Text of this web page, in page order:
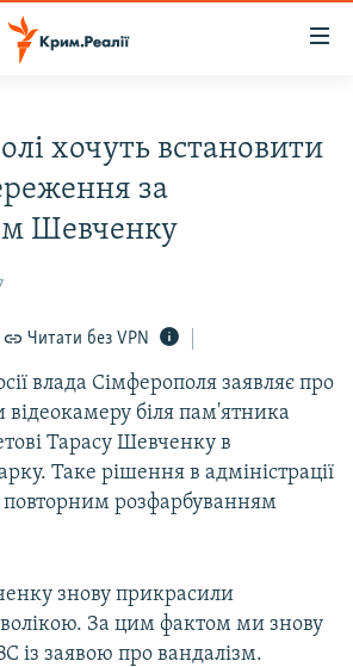
КРИМУ
хочуть встановити
за
Шевченку
Читати без VPN
влада Сімферополя заявляє про
відеокамеру біля пам'ятника
Тарасу Шевченку в
Таке рішення в адміністрації
розфарбуванням
знову прикрасили
За цим фактом ми знову
із заявою про вандалізм.